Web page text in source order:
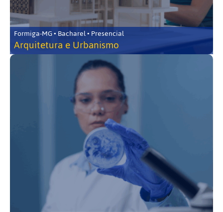
Formiga-MG • Bacharel • Presencial
Arquitetura e Urbanismo